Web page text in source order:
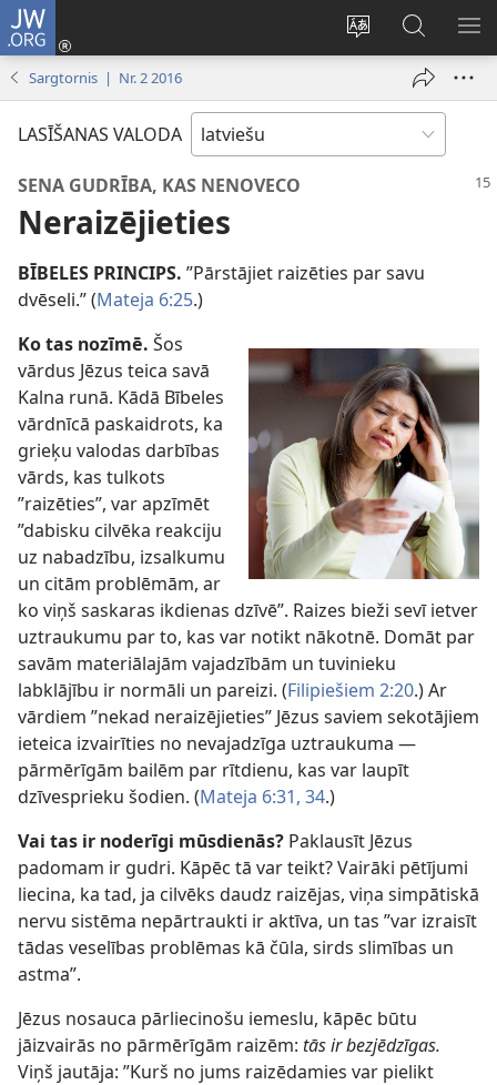
JW.ORG
Mainīt
valodu
Pieteikties
(opens
Meklēt
vietnē
JW.ORG
Sargtornis | Nr. 2 2016
LASĪŠANAS VALODA
SENA GUDRĪBA, KAS NENOVECO
Neraizējieties
BĪBELES PRINCIPS. ”Pārstājiet raizēties par savu
dvēseli.” (Mateja 6:25.)
Ko tas nozīmē. Šos
vārdus Jēzus teica savā
Kalna runā. Kādā Bībeles
vārdnīcā paskaidrots, ka
grieķu valodas darbības
vārds, kas tulkots
”raizēties”, var apzīmēt
”dabisku cilvēka reakciju
uz nabadzību, izsalkumu
un citām problēmām, ar
ko viņš saskaras ikdienas dzīvē”. Raizes bieži sevī ietver
uztraukumu par to, kas var notikt nākotnē. Domāt par
savām materiālajām vajadzībām un tuvinieku
labklājību ir normāli un pareizi. (Filipiešiem 2:20.) Ar
vārdiem ”nekad neraizējieties” Jēzus saviem sekotājiem
ieteica izvairīties no nevajadzīga uztraukuma —
pārmērīgām bailēm par rītdienu, kas var laupīt
dzīvesprieku šodien. (Mateja 6:31, 34.)
Vai tas ir noderīgi mūsdienās? Paklausīt Jēzus
padomam ir gudri. Kāpēc tā var teikt? Vairāki pētījumi
liecina, ka tad, ja cilvēks daudz raizējas, viņa simpātiskā
nervu sistēma nepārtraukti ir aktīva, un tas ”var izraisīt
tādas veselības problēmas kā čūla, sirds slimības un
astma”.
Jēzus nosauca pārliecinošu iemeslu, kāpēc būtu
jāizvairās no pārmērīgām raizēm: tās ir bezjēdzīgas.
Viņš jautāja: ”Kurš no jums raizēdamies var pielikt